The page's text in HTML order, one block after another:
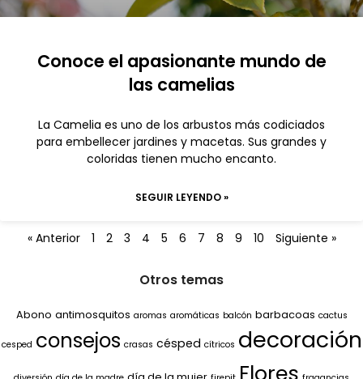
Conoce el apasionante mundo de
las camelias
La Camelia es uno de los arbustos más codiciados
para embellecer jardines y macetas. Sus grandes y
coloridas tienen mucho encanto.
SEGUIR LEYENDO »
« Anterior 1 2 3 4 5 6 7 8 9 10 Siguiente »
Otros temas
Abono antimosquitos aromas aromáticas balcón barbacoas cactus
cesped consejos crasas césped cítricos decoración